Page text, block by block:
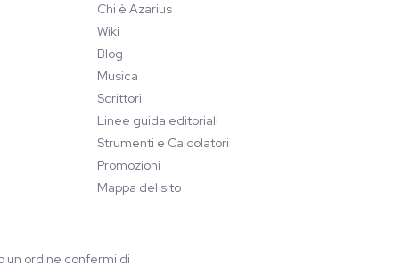
Chi è Azarius
Wiki
Blog
Musica
Scrittori
Linee guida editoriali
Strumenti e Calcolatori
Promozioni
Mappa del sito
un ordine confermi di